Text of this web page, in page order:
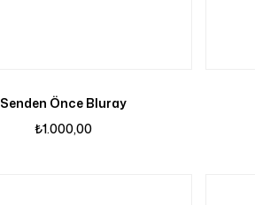
Senden Önce Bluray
₺1.000,00